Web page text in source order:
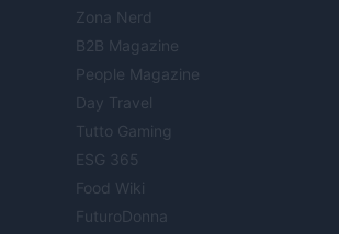
Zona Nerd
B2B Magazine
People Magazine
Day Travel
Tutto Gaming
ESG 365
Food Wiki
FuturoDonna